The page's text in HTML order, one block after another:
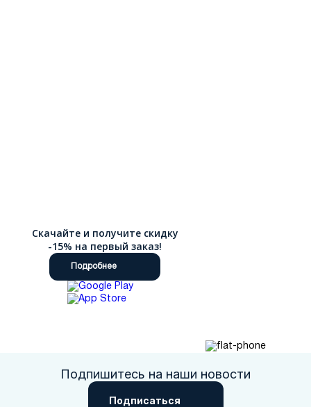
Скачайте и получите скидку
-15% на первый заказ!
Подробнее
Подпишитесь на наши новости
Подписаться